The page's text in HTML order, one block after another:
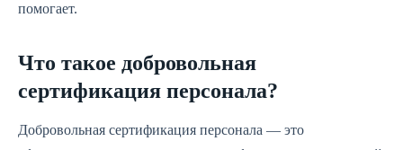
помогает.
Что такое добровольная
сертификация персонала?
Добровольная сертификация персонала — это